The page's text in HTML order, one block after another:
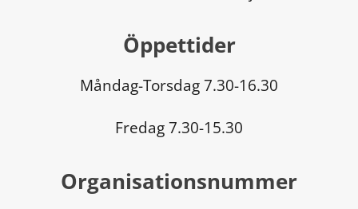
Öppettider
Måndag-Torsdag 7.30-16.30
Fredag 7.30-15.30
Organisationsnummer